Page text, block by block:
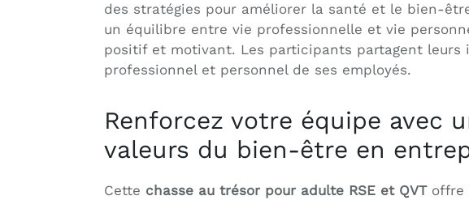
des stratégies pour améliorer la santé et le bien-
un équilibre entre vie professionnelle et vie
positif et motivant. Les participants partagent leurs
professionnel et personnel de ses employés.
Renforcez votre équipe avec
valeurs du bien-être en
Cette chasse au trésor pour adulte RSE et QVToffre